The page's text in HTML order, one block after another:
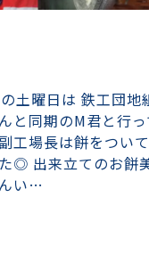
土曜日は 鉄工団地
と同期のM君と行
工場長は餅をつい
◎ 出来立てのお餅
い…